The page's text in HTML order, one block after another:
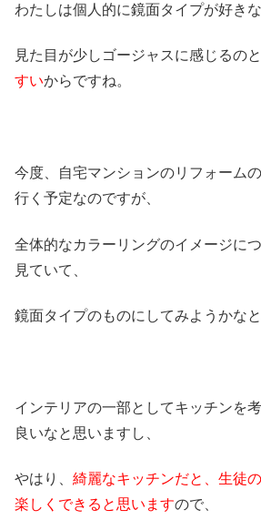
わたしは個人的に鏡面タイプが好きな
見た目が少しゴージャスに感じるのと
すいからですね。
今度、自宅マンションのリフォーム
行く予定なのですが、
全体的なカラーリングのイメージに
見ていて、
鏡面タイプのものにしてみようかな
インテリアの一部としてキッチンを
良いなと思いますし、
やはり、 綺麗なキッチンだと、生徒
楽しくできると思いますので、